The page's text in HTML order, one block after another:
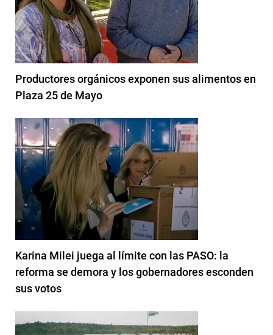
Productores orgánicos exponen sus alimentos en
Plaza 25 de Mayo
Karina Milei juega al límite con las PASO: la
reforma se demora y los gobernadores esconden
sus votos